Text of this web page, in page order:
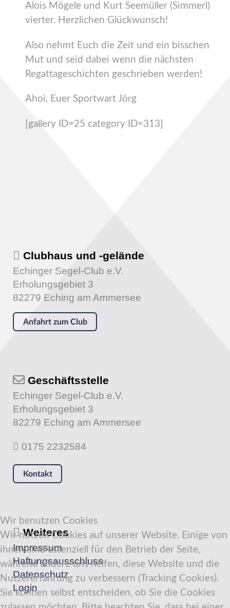
Alois Mögele und Kurt Seemüller (Simmerl)
vierter. Herzlichen Glückwunsch!
Also nehmt Euch die Zeit und ein bisschen
Mut und seid dabei wenn die nächsten
Regattageschichten geschrieben werden!
Ahoi, Euer Sportwart Jörg
[gallery ID=25 category ID=313]
Clubhaus und -gelände
Echinger Segel-Club e.V.
Erholungsgebiet 3
82279 Eching am Ammersee
Anfahrt zum Club
Geschäftsstelle
Echinger Segel-Club e.V.
Erholungsgebiet 3
82279 Eching am Ammersee
0175 2232584
Kontakt
Weiteres
Impressum
Haftungsausschluss
Datenschutz
Login
Wir benutzen Cookies
Wir nutzen Cookies auf unserer Website. Einige von
ihnen sind essenziell für den Betrieb der Seite,
während andere uns helfen, diese Website und die
Nutzererfahrung zu verbessern (Tracking Cookies).
Sie können selbst entscheiden, ob Sie die Cookies